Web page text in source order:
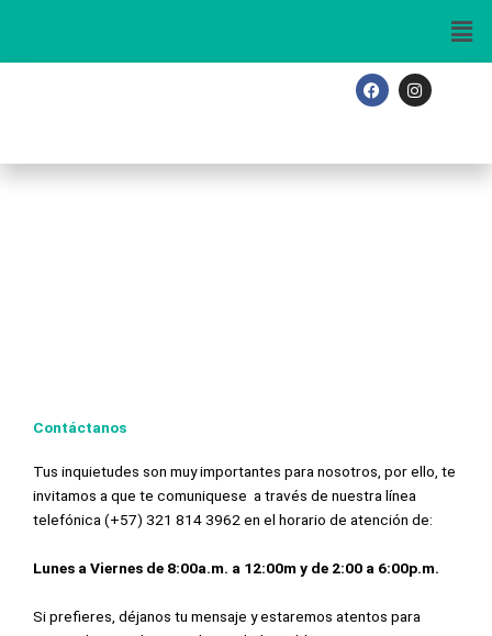
contenido
F
a
o
I
n
g
Contáctanos
Tus inquietudes son muy importantes para nosotros, por ello, te
invitamos a que te comuniquese a través de nuestra línea
telefónica (+57) 321 814 3962 en el horario de atención de:
Lunes a Viernes de 8:00a.m. a 12:00m y de 2:00 a 6:00p.m.
Si prefieres, déjanos tu mensaje y estaremos atentos para